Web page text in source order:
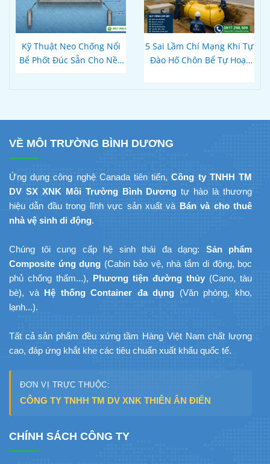
Kỹ Thuật Neo Chống Nổi
Bể Phốt Đúc Sẵn Cho Nền
Nước — Đai Bê Tông & Bản
5 Sai Lầm Chí Mạng Khi Tự
Đào Hố Chôn Bể Tự Hoại
Móp Méo, Nứt Vỡ
VỀ MÔI TRƯỜNG BÌNH DƯƠNG
Ứng dụng công nghệ Canada tiên tiến,Công ty TNHH TM
DV SX XNK Môi Trường Bình Dương tự hào là thương
hiệu dẫn đầu trong lĩnh vực sản xuất và Bán và cho thuê
nhà vệ sinh di động.
Chúng tôi cung cấp hệ sinh thái đa dạng: Sản phẩm
Composite ứng dụng (Cabin bảo vệ, nhà tắm di động, bọc
phủ chống thấm...), Phương tiện đường thủy (Cano, tàu
bè), và Hệ thống Container đa dụng (Văn phòng, kho,
lạnh...).
Tất cả sản phẩm đều xứng tầm Hàng Việt Nam chất lượng
cao, đáp ứng khắt khe các tiêu chuẩn xuất khẩu quốc tế.
ĐƠN VỊ TRỰC THUỘC:
CÔNG TY TNHH TM DV XNK THIÊN ÂN ĐIỂN
CHÍNH SÁCH CÔNG TY